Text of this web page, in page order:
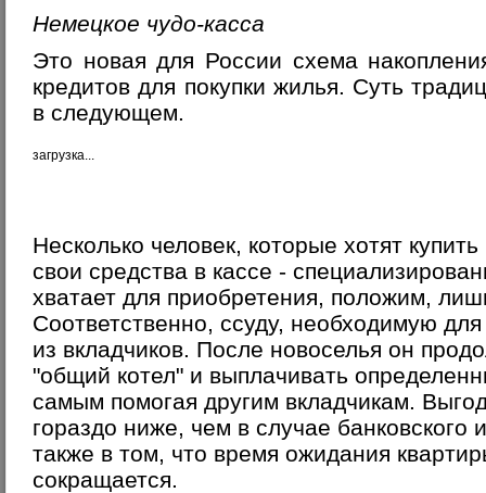
Немецкое чудо-касса
Это новая для России схема
кредитов для покупки жилья. Суть
в следующем.
загрузка...
Несколько человек, которые хотят
свои средства в кассе -
хватает для приобретения, положим,
Соответственно, ссуду, необходимую
из вкладчиков. После новоселья он
"общий котел" и выплачивать
самым помогая другим вкладчикам.
гораздо ниже, чем в случае банковского
также в том, что время ожидания
сокращается.